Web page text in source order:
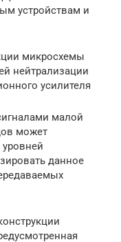
устройствам и
микросхемы
нейтрализации
усилителя
малой
может
данное